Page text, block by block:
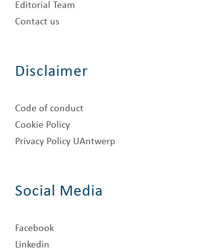
Editorial Team
Contact us
Disclaimer
Code of conduct
Cookie Policy
Privacy Policy UAntwerp
Social Media
Facebook
Linkedin